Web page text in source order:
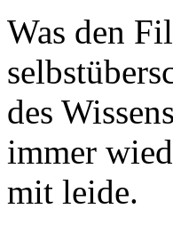
Was den
des
immer
mit leide.